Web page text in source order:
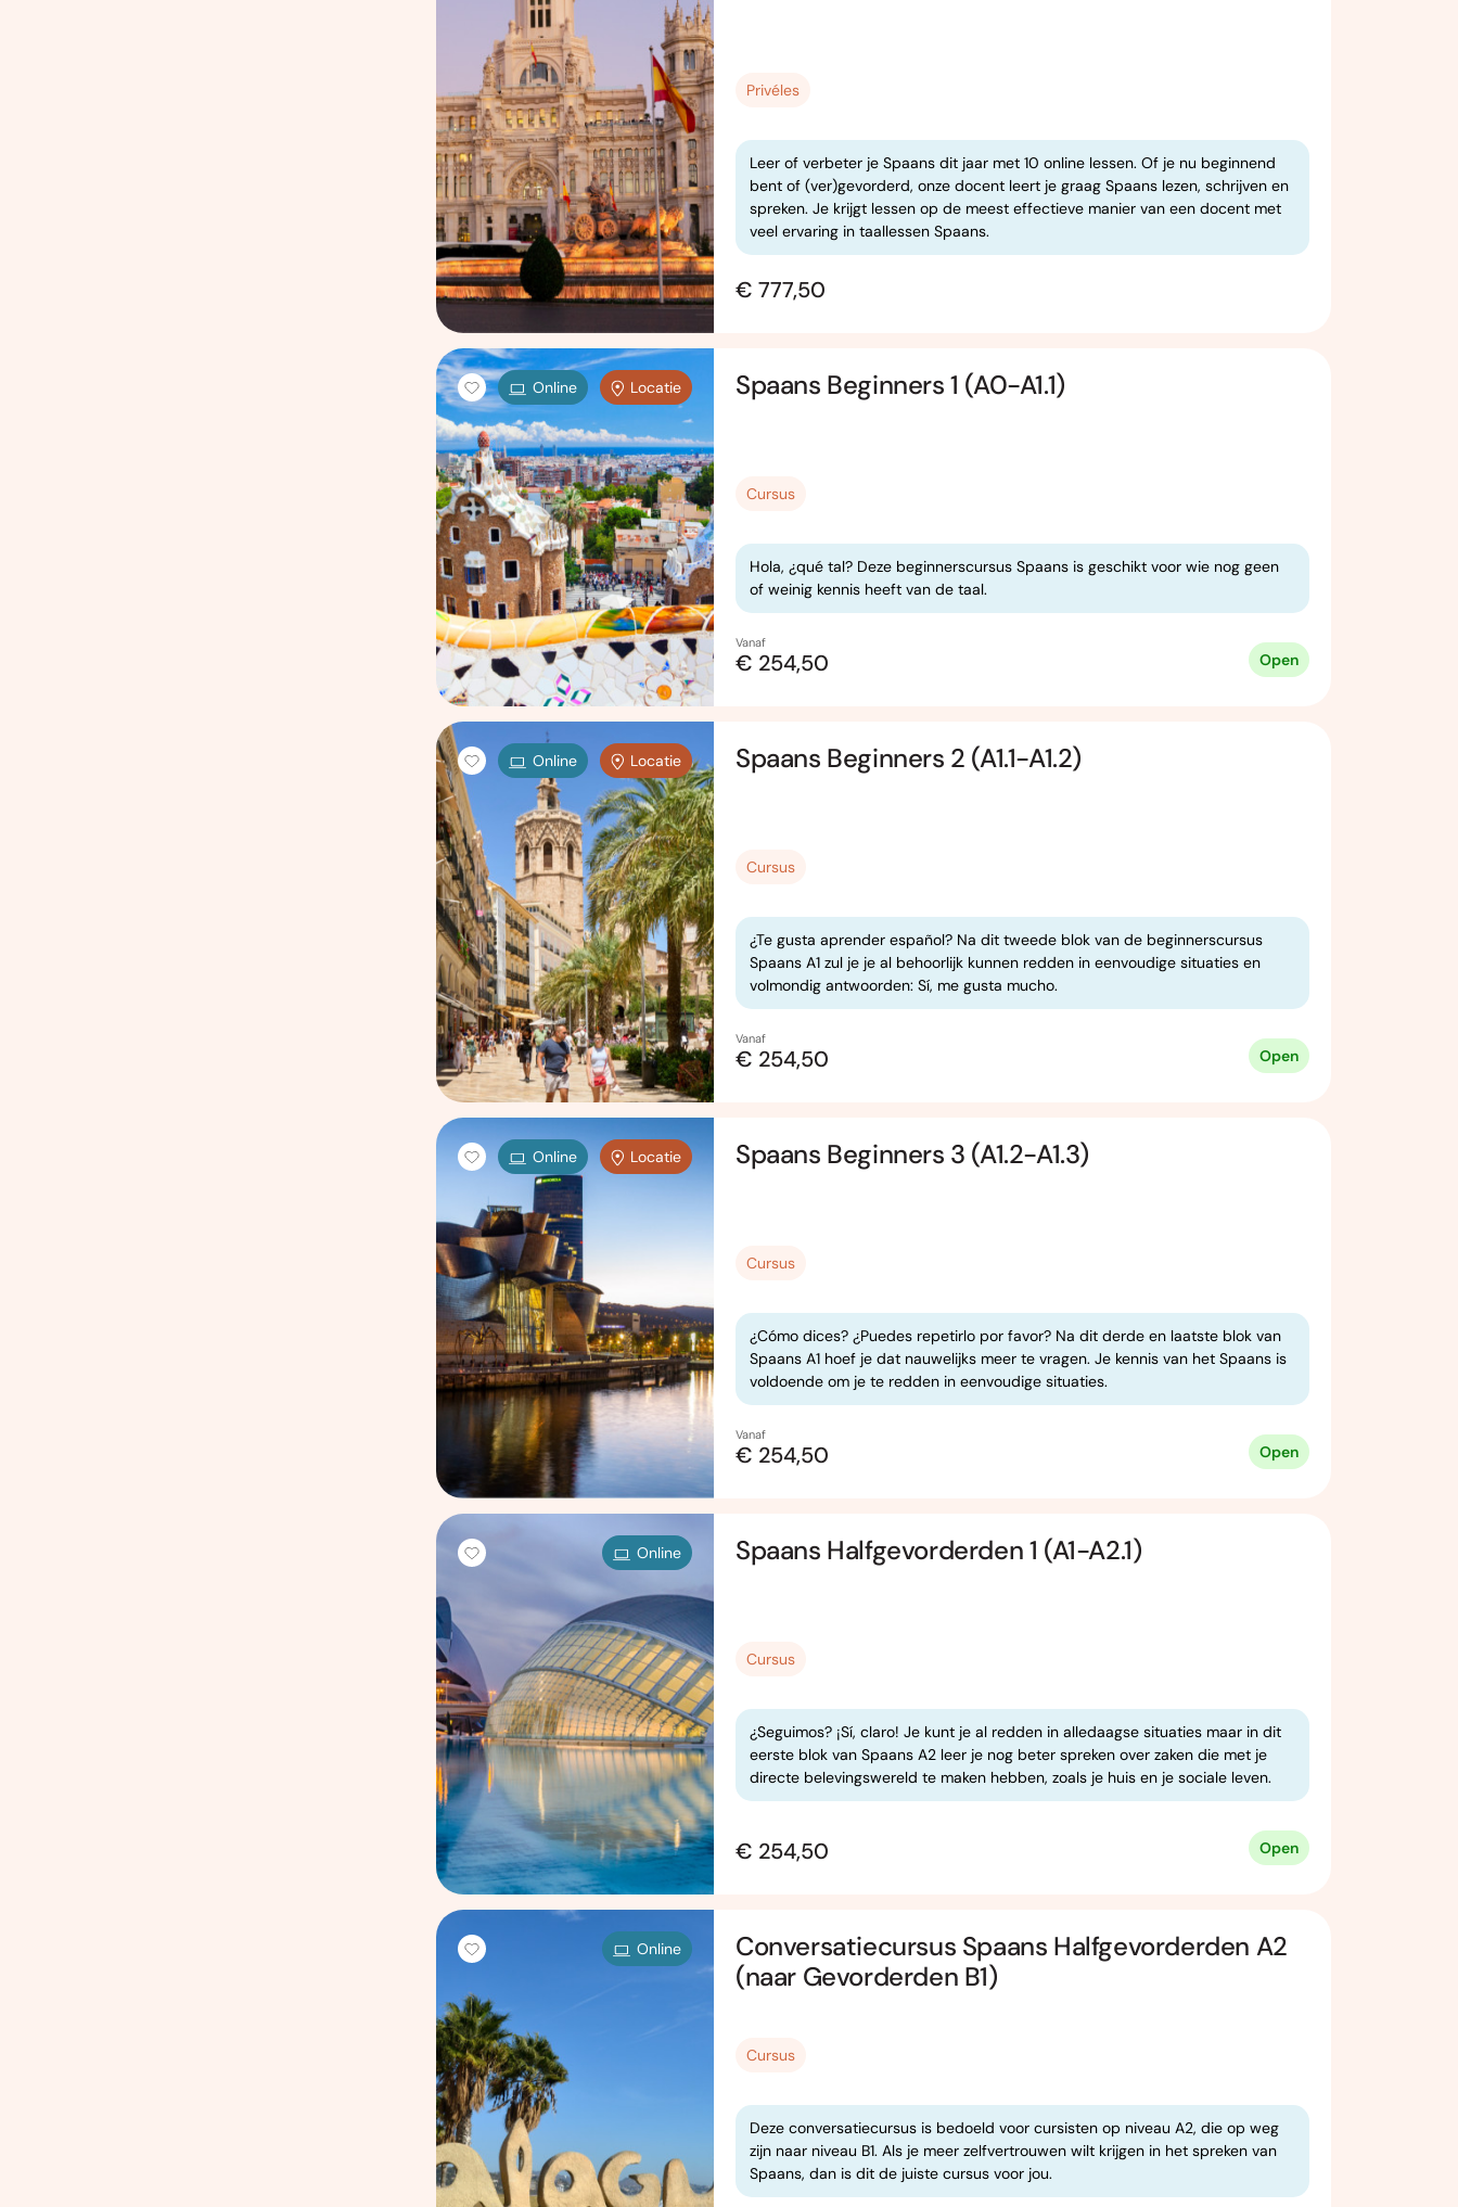
Privéles
Leer of verbeter je Spaans dit jaar met 10 online lessen. Of je nu beginnend
bent of (ver)gevorderd, onze docent leert je graag Spaans lezen, schrijven en
spreken. Je krijgt lessen op de meest effectieve manier van een docent met
veel ervaring in taallessen Spaans.
€ 777,50
Online Locatie Spaans Beginners 1 (A0-A1.1)
Cursus
Hola, ¿qué tal? Deze beginnerscursus Spaans is geschikt voor wie nog geen
of weinig kennis heeft van de taal.
Vanaf
€ 254,50 Open
Online Locatie Spaans Beginners 2 (A1.1-A1.2)
Cursus
¿Te gusta aprender español? Na dit tweede blok van de beginnerscursus
Spaans A1 zul je je al behoorlijk kunnen redden in eenvoudige situaties en
volmondig antwoorden: Sí, me gusta mucho.
Vanaf
€ 254,50 Open
Online Locatie Spaans Beginners 3 (A1.2-A1.3)
Cursus
¿Cómo dices? ¿Puedes repetirlo por favor? Na dit derde en laatste blok van
Spaans A1 hoef je dat nauwelijks meer te vragen. Je kennis van het Spaans is
voldoende om je te redden in eenvoudige situaties.
Vanaf
€ 254,50 Open
Online Spaans Halfgevorderden 1 (A1-A2.1)
Cursus
¿Seguimos? ¡Sí, claro! Je kunt je al redden in alledaagse situaties maar in dit
eerste blok van Spaans A2 leer je nog beter spreken over zaken die met je
directe belevingswereld te maken hebben, zoals je huis en je sociale leven.
€ 254,50 Open
Online
Conversatiecursus Spaans Halfgevorderden A2
(naar Gevorderden B1)
Cursus
Deze conversatiecursus is bedoeld voor cursisten op niveau A2, die op weg
zijn naar niveau B1. Als je meer zelfvertrouwen wilt krijgen in het spreken van
Spaans, dan is dit de juiste cursus voor jou.